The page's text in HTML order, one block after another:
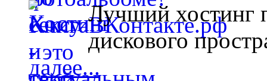
Лучший хостинг
дискового
далее...